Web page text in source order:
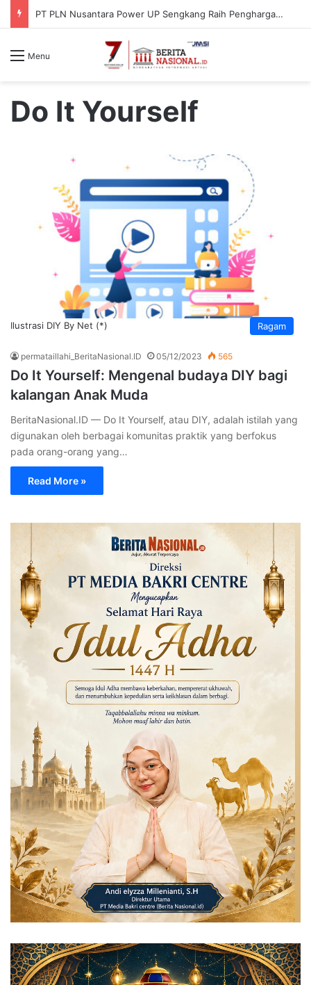
PT PLN Nusantara Power UP Sengkang Raih Penghargaan ISRA Award 2026, Perkuat Komitmen terhadap Keberlanjutan dan Pemberdayaan Masyarakat
Menu
Do It Yourself
Ragam
Ilustrasi DIY By Net (*)
permataillahi_BeritaNasional.ID 05/12/2023 565
Do It Yourself: Mengenal budaya DIY bagi
kalangan Anak Muda
BeritaNasional.ID — Do It Yourself, atau DIY, adalah istilah yang
digunakan oleh berbagai komunitas praktik yang berfokus
pada orang-orang yang…
Read More »